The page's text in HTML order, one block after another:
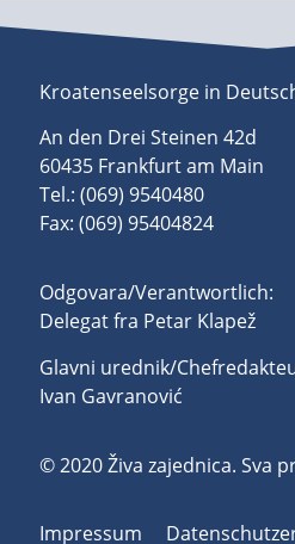
Kroatenseelsorge in
An den Drei Steinen 42d
60435 Frankfurt am Main
Tel.: (069) 9540480
Fax: (069) 95404824
Odgovara/Verantwortlich:
Delegat fra Petar Klapež
Glavni urednik/
Ivan Gavranović
© 2020 Živa zajednica. Sva
Impressum